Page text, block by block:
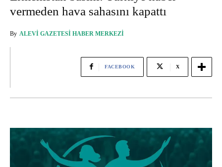
vermeden hava sahasını kapattı
By ALEVI GAZETESI HABER MERKEZI
FACEBOOK X